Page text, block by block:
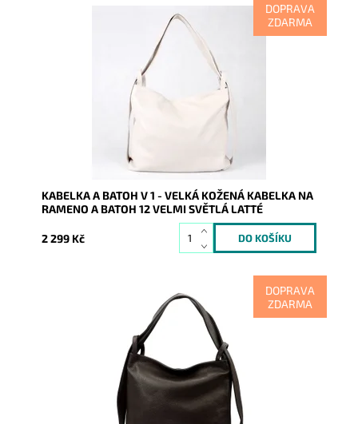
DOPRAVA
ZDARMA
Kabelka na rameno a batoh v jednom provedení!
Moderní italský kvalitní kožený doplněk každé ženy.
Skladem
9855
Vera Pelle
2 roky
KABELKA A BATOH V 1 - VELKÁ KOŽENÁ KABELKA NA
RAMENO A BATOH 12 VELMI SVĚTLÁ LATTÉ
2 299 Kč
DOPRAVA
ZDARMA
Kabelka na rameno a batoh v jednom provedení v
krásné tmavěhnědé barvě! Moderní italský kvalitní
Momentálně nedostupné
20931
Vera Pelle
2 roky